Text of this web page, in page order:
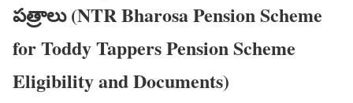
పత్రాలు (NTR Bharosa Pension Scheme
for Toddy Tappers Pension Scheme
Eligibility and Documents)